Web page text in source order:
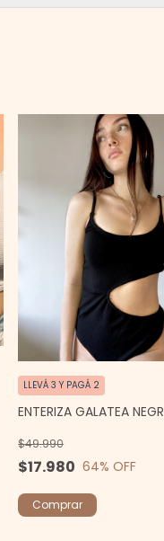
ENTERIZA GALATEA
$17.980
$49.990
64% OFF
LLEVÁ 3 Y PAGÁ 2
Comprar